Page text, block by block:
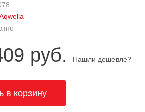
руб. Нашли дешевле?